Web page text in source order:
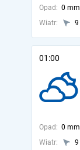
Opad: 0 mm
Wiatr:
01:00
Opad: 0 mm
Wiatr: